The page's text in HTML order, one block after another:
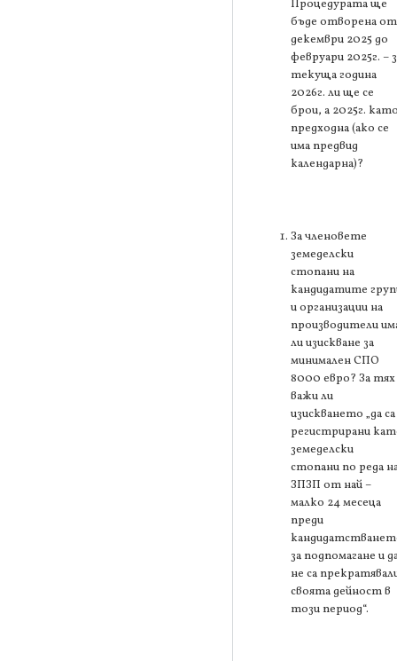
Процедурата ще
бъде отворена от
декември 2025 до
февруари 2025г. –
текуща година
2026г. ли ще се
брои, а 2025г.
предходна (ако се
има предвид
календарна)?
За членовете
земеделски
стопани на
кандидатите
и организации на
производители
ли изискване за
минимален СПО
8000 евро? За тях
важи ли
изискването „да са
регистрирани
земеделски
стопани по реда
ЗПЗП от най –
малко 24 месеца
преди
за подпомагане и
не са
своята дейност в
този период“.